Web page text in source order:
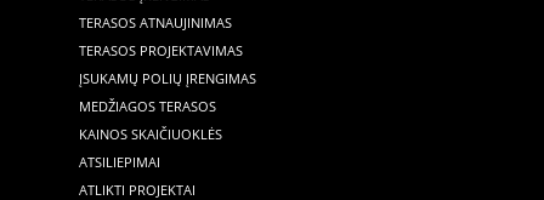
TERASOS ATNAUJINIMAS
TERASOS PROJEKTAVIMAS
ĮSUKAMŲ POLIŲ ĮRENGIMAS
MEDŽIAGOS TERASOS
KAINOS SKAIČIUOKLĖS
ATSILIEPIMAI
ATLIKTI PROJEKTAI